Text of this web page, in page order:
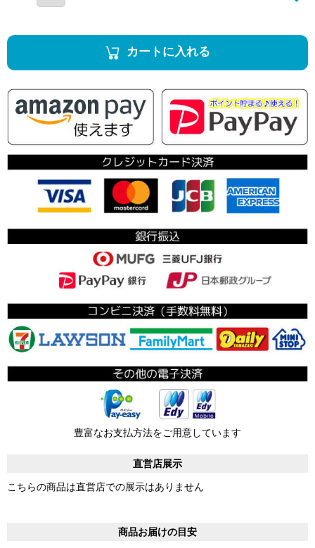
カートに入れる
豊富なお支払方法をご用意しています
直営店展示
こちらの商品は直営店での展示はありません
商品お届けの目安